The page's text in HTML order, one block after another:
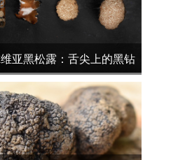
亚黑松露：舌尖上的黑钻